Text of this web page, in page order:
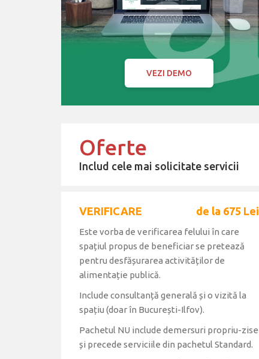
VEZI DEMO
Oferte
Includ cele mai solicitate servicii
VERIFICARE de la 675 Lei
Este vorba de verificarea felului în care
spațiul propus de beneficiar se pretează
pentru desfășurarea activităților de
alimentație publică.
Include consultanță generală și o vizită la
spațiu (doar în București-Ilfov).
Pachetul NU include demersuri propriu-zise
și precede serviciile din pachetul Standard.